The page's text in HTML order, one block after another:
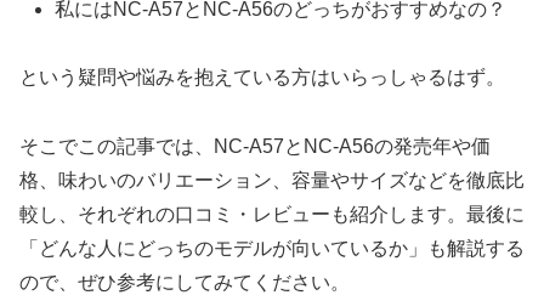
私にはNC-A57とNC-A56のどっちがおすすめなの？
という疑問や悩みを抱えている方はいらっしゃるはず。
そこでこの記事では、NC-A57とNC-A56の発売年や価
格、味わいのバリエーション、容量やサイズなどを徹底比
較し、それぞれの口コミ・レビューも紹介します。最後に
「どんな人にどっちのモデルが向いているか」も解説する
ので、ぜひ参考にしてみてください。